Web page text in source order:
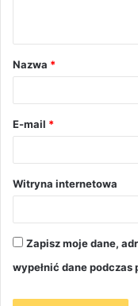
Nazwa *
E-mail *
Witryna internetowa
Zapisz moje dane,
wypełnić dane